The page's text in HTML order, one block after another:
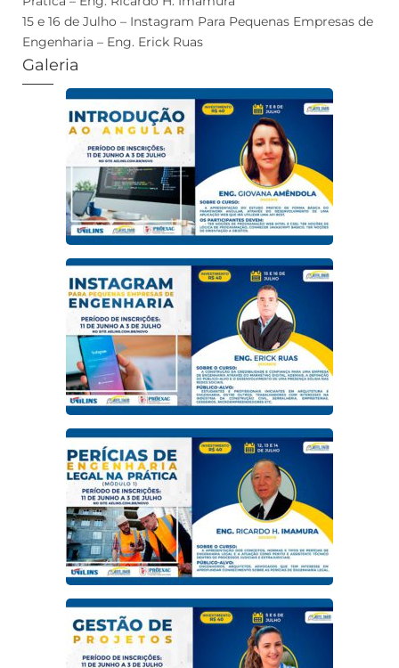
15 e 16 de Julho – Instagram Para Pequenas Empresas de
Engenharia – Eng. Erick Ruas
Galeria